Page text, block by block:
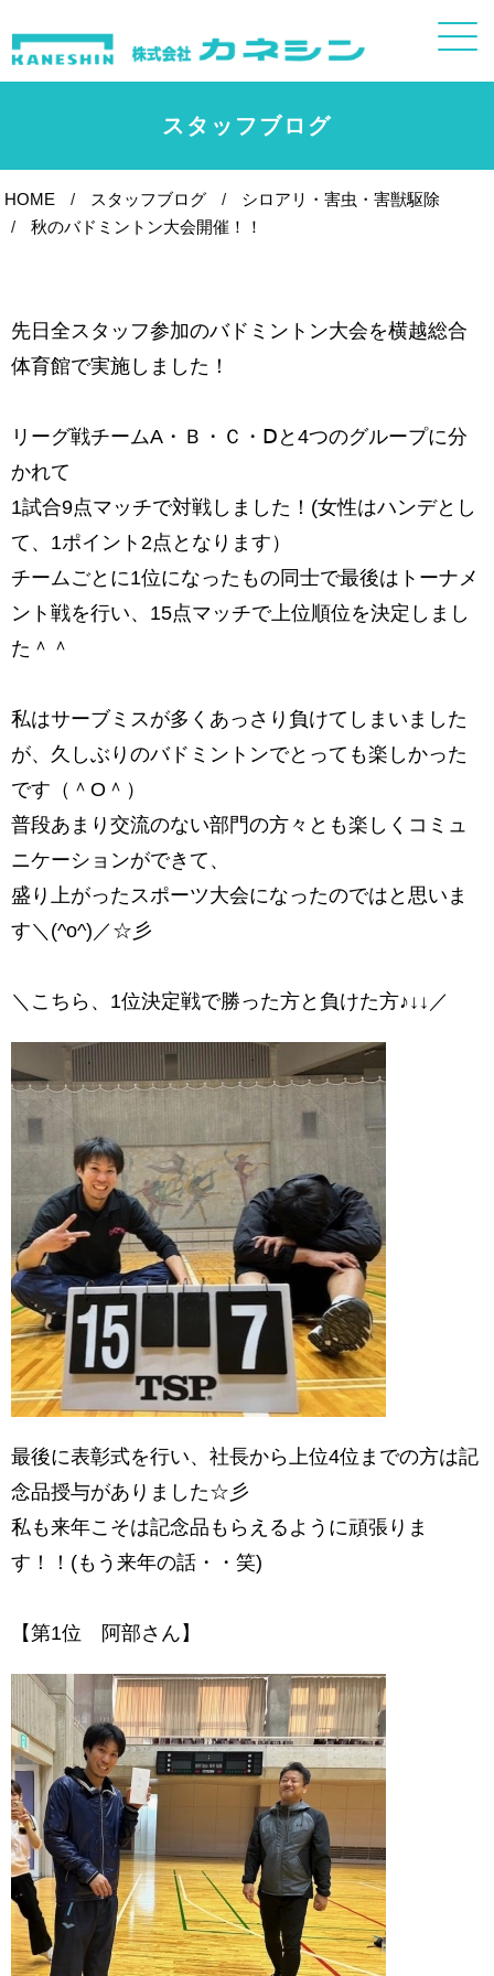
スタッフブログ
HOME スタッフブログ
シロアリ・害虫・害獣駆除
秋のバドミントン大会開催！！
先日全スタッフ参加のバドミントン大会を横越総合
体育館で実施しました！
リーグ戦チームA・Ｂ・Ｃ・Ⅾと4つのグループに分
かれて
1試合9点マッチで対戦しました！(女性はハンデとし
て、1ポイント2点となります）
チームごとに1位になったもの同士で最後はトーナメ
ント戦を行い、15点マッチで上位順位を決定しまし
た＾＾
私はサーブミスが多くあっさり負けてしまいました
が、久しぶりのバドミントンでとっても楽しかった
です（＾О＾）
普段あまり交流のない部門の方々とも楽しくコミュ
ニケーションができて、
盛り上がったスポーツ大会になったのではと思いま
す＼(^o^)／☆彡
＼こちら、1位決定戦で勝った方と負けた方♪↓↓／
最後に表彰式を行い、社長から上位4位までの方は記
念品授与がありました☆彡
私も来年こそは記念品もらえるように頑張りま
す！！(もう来年の話・・笑)
【第1位 阿部さん】